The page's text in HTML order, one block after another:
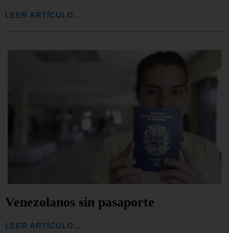
LEER ARTÍCULO...
Venezolanos sin pasaporte
LEER ARTÍCULO...